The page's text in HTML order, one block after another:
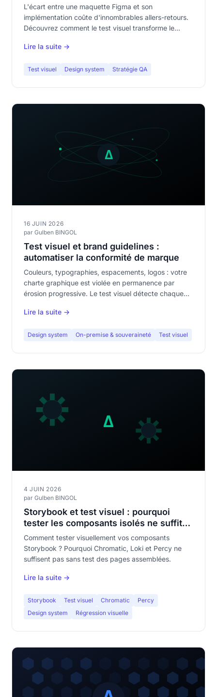
L'écart entre une maquette Figma et son
implémentation coûte d'innombrables allers-retours.
Découvrez comment le test visuel transforme le
l'intention design avec le résultat livré.
Lire la suite →
Test visuel Design system Stratégie QA
16 JUIN 2026
par Gulben BINGOL
Test visuel et brand guidelines :
automatiser la conformité de marque
Couleurs, typographies, espacements, logos : votre
charte graphique est violée en permanence par
érosion progressive. Le test visuel détecte chaque
Lire la suite →
Design system On-premise & souveraineté Test visuel
4 JUIN 2026
par Gulben BINGOL
Storybook et test visuel : pourquoi
tester les composants isolés ne suffit
pas
Comment tester visuellement vos composants
Storybook ? Pourquoi Chromatic, Loki et Percy ne
suffisent pas sans test des pages assemblées.
Lire la suite →
Storybook Test visuel Chromatic
Percy
Design system
Régression visuelle